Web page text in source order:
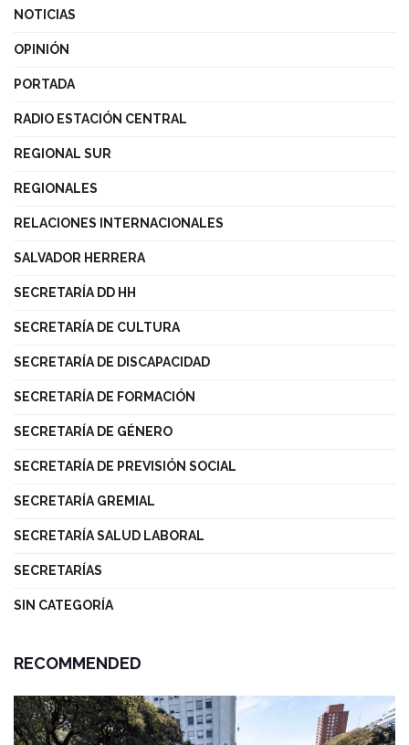
NOTICIAS
OPINIÓN
PORTADA
RADIO ESTACIÓN CENTRAL
REGIONAL SUR
REGIONALES
RELACIONES INTERNACIONALES
SALVADOR HERRERA
SECRETARÍA DD HH
SECRETARÍA DE CULTURA
SECRETARÍA DE DISCAPACIDAD
SECRETARÍA DE FORMACIÓN
SECRETARÍA DE GÉNERO
SECRETARÍA DE PREVISIÓN SOCIAL
SECRETARÍA GREMIAL
SECRETARÍA SALUD LABORAL
SECRETARÍAS
SIN CATEGORÍA
RECOMMENDED